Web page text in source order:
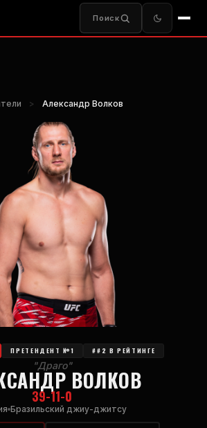
Поиск
> Александр Волков
ПРЕТЕНДЕНТ №1 ##2 В РЕЙТИНГЕ
"Драго"
ВОЛКОВ
39-11-0
Бразильский джиу-джитсу